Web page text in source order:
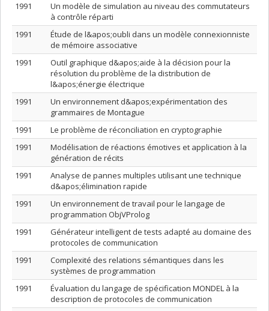
1991
Un modèle de simulation au niveau des commutateurs
à contrôle réparti
1991
Étude de l&apos;oubli dans un modèle connexionniste
de mémoire associative
1991
Outil graphique d&apos;aide à la décision pour la
résolution du problème de la distribution de
l&apos;énergie électrique
1991
Un environnement d&apos;expérimentation des
grammaires de Montague
1991
Le problème de réconciliation en cryptographie
1991
Modélisation de réactions émotives et application à la
génération de récits
1991
Analyse de pannes multiples utilisant une technique
d&apos;élimination rapide
1991
Un environnement de travail pour le langage de
programmation ObjVProlog
1991
Générateur intelligent de tests adapté au domaine des
protocoles de communication
1991
Complexité des relations sémantiques dans les
systèmes de programmation
1991
Évaluation du langage de spécification MONDEL à la
description de protocoles de communication